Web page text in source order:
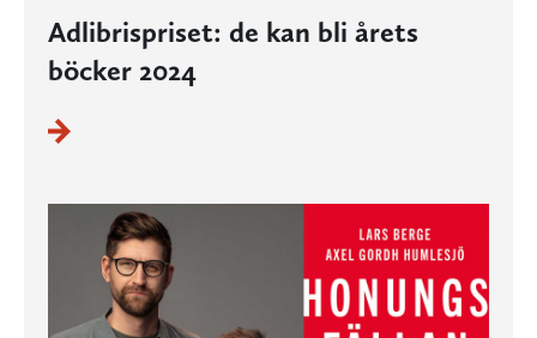
Adlibrispriset: de kan bli årets
böcker 2024